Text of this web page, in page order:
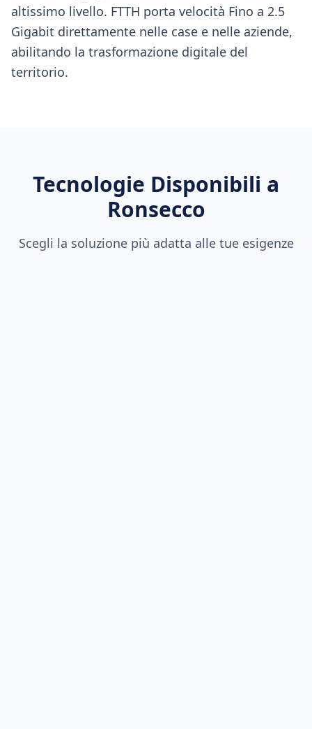
altissimo livello. FTTH porta velocità Fino a 2.5
Gigabit direttamente nelle case e nelle aziende,
abilitando la trasformazione digitale del
territorio.
Tecnologie Disponibili a
Ronsecco
Scegli la soluzione più adatta alle tue esigenze